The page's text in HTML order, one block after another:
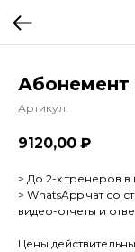
Абонемент
Артикул:
9120,00 ₽
> До 2-х тренеров в
> WhatsApp чат со
видео-отчеты и
Цены